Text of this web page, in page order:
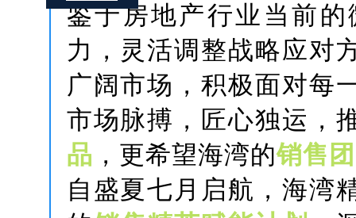
鉴于房地产行业当前
力，灵活调整战略应对
广阔市场，积极面对每
市场脉搏，匠心独运，
品 ，更希望海湾的销售
自盛夏七月启航，海湾